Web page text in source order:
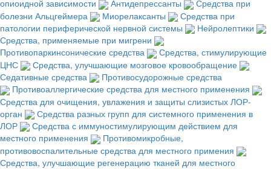
опиоидной зависимости
Антидепрессанты
Средства при
болезни Альцгеймера
Миорелаксанты
Средства при
патологии периферической нервной системы
Нейролептики
Средства, применяемые при мигрени
Противопаркинсонические средства
Средства, стимулирующие
ЦНС
Средства, улучшающие мозговое кровообращение
Седативные средства
Противосудорожные средства
Противоаллергические средства для местного применения
Средства для очищения, увлажения и защиты слизистых ЛОР-
орган
Средства разных групп для системного применения в
ЛОР
Средства с иммуностимулирующим действием для
местного применения
Противомикробные,
противовоспалительные средства для местного примения
Средства, улучшающие регенерацию тканей для местного